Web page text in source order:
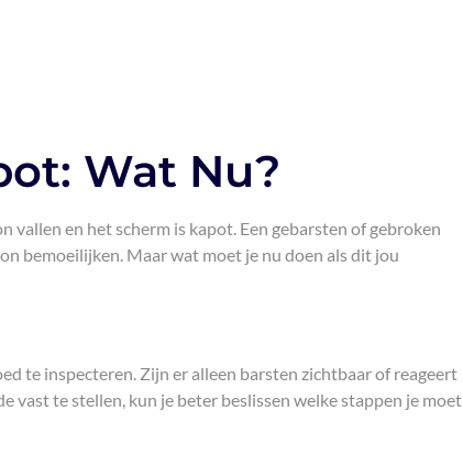
Wat Nu?
vallen en het scherm is kapot. Een gebarsten of gebroken
bemoeilijken. Maar wat moet je nu doen als dit jou
te inspecteren. Zijn er alleen barsten zichtbaar of reageert
vast te stellen, kun je beter beslissen welke stappen je moet